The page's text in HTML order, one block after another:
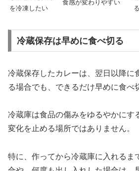
を冷凍したい
食感が変わりやすい
冷蔵保存は早めに食べ切る
冷蔵保存したカレーは、翌日以降に
る場合でも、できるだけ早めに食べ
冷蔵庫は食品の傷みをゆるやかにす
変化を止める場所ではありません。
特に、作ってから冷蔵庫に入れるま